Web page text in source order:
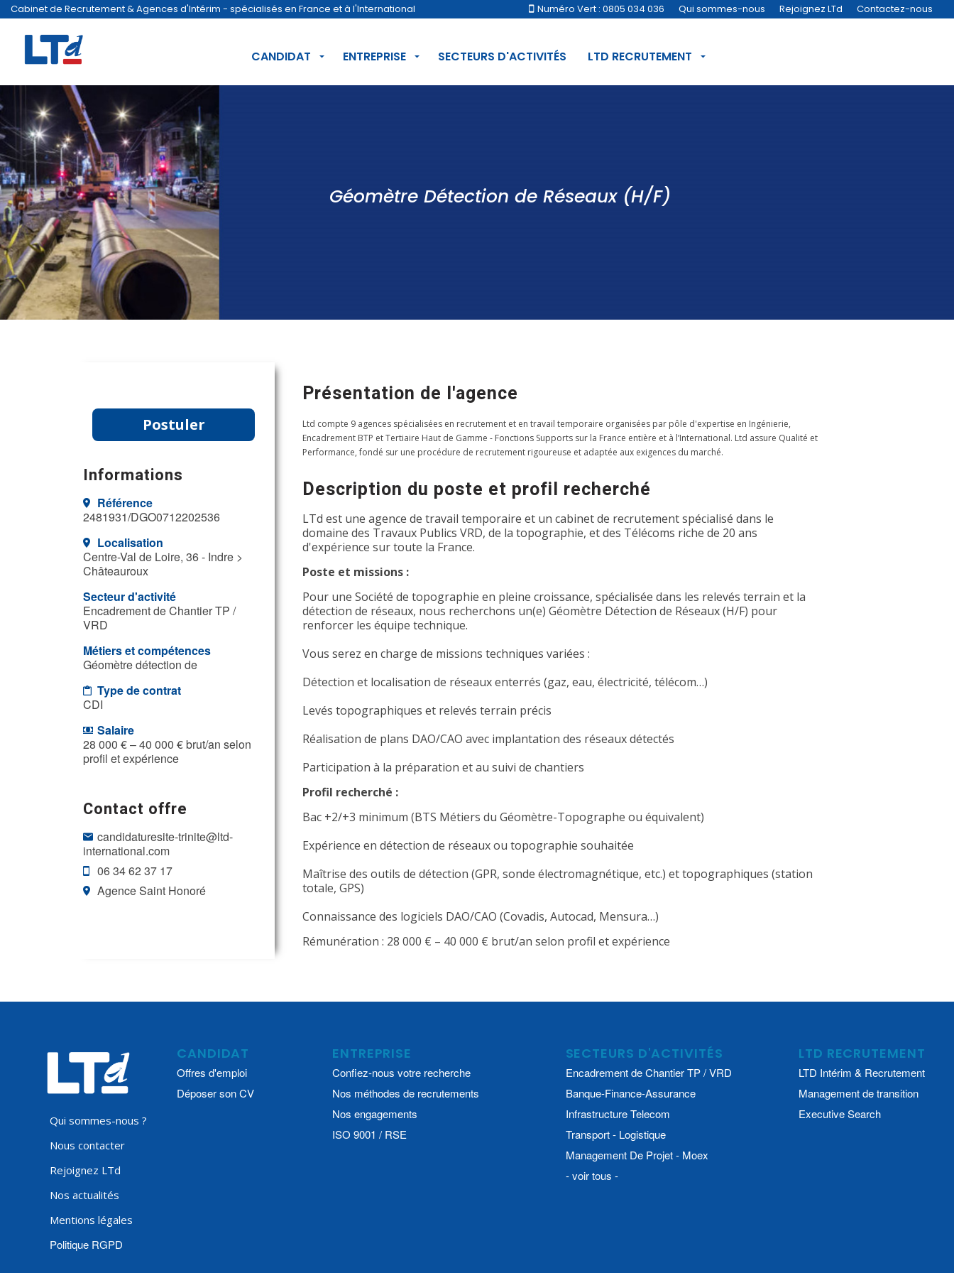
Cabinet de Recrutement & Agences d'Intérim - spécialisés en France et à l'International Numéro Vert : 0805 034 036 Qui sommes-nous Rejoignez LTd Contactez-nous
CANDIDAT ENTREPRISE SECTEURS D'ACTIVITÉS LTD RECRUTEMENT
Géomètre Détection de Réseaux (H/F)
Postuler
Informations
Référence
2481931/DGO0712202536
Localisation
Centre-Val de Loire, 36 - Indre >
Châteauroux
Secteur d'activité
Encadrement de Chantier TP /
VRD
Métiers et compétences
Géomètre détection de
Type de contrat
CDI
Salaire
28 000 € – 40 000 € brut/an selon
profil et expérience
Contact offre
candidaturesite-trinite@ltd-
international.com
06 34 62 37 17
Agence Saint Honoré
Présentation de l'agence
Ltd compte 9 agences spécialisées en recrutement et en travail temporaire organisées par pôle d'expertise en Ingénierie,
Encadrement BTP et Tertiaire Haut de Gamme - Fonctions Supports sur la France entière et à l’International. Ltd assure Qualité et
Performance, fondé sur une procédure de recrutement rigoureuse et adaptée aux exigences du marché.
Description du poste et profil recherché
LTd est une agence de travail temporaire et un cabinet de recrutement spécialisé dans le
domaine des Travaux Publics VRD, de la topographie, et des Télécoms riche de 20 ans
d'expérience sur toute la France.
Poste et missions :
Pour une Société de topographie en pleine croissance, spécialisée dans les relevés terrain et la
détection de réseaux, nous recherchons un(e) Géomètre Détection de Réseaux (H/F) pour
renforcer les équipe technique.
Vous serez en charge de missions techniques variées :
Détection et localisation de réseaux enterrés (gaz, eau, électricité, télécom…)
Levés topographiques et relevés terrain précis
Réalisation de plans DAO/CAO avec implantation des réseaux détectés
Participation à la préparation et au suivi de chantiers
Profil recherché :
Bac +2/+3 minimum (BTS Métiers du Géomètre-Topographe ou équivalent)
Expérience en détection de réseaux ou topographie souhaitée
Maîtrise des outils de détection (GPR, sonde électromagnétique, etc.) et topographiques (station
totale, GPS)
Connaissance des logiciels DAO/CAO (Covadis, Autocad, Mensura…)
Rémunération : 28 000 € – 40 000 € brut/an selon profil et expérience
Qui sommes-nous ?
Nous contacter
Rejoignez LTd
Nos actualités
Mentions légales
Politique RGPD
CANDIDAT
Offres d'emploi
Déposer son CV
ENTREPRISE
Confiez-nous votre recherche
Nos méthodes de recrutements
Nos engagements
ISO 9001 / RSE
SECTEURS D'ACTIVITÉS
Encadrement de Chantier TP / VRD
Banque-Finance-Assurance
Infrastructure Telecom
Transport - Logistique
Management De Projet - Moex
- voir tous -
LTD RECRUTEMENT
LTD Intérim & Recrutement
Management de transition
Executive Search